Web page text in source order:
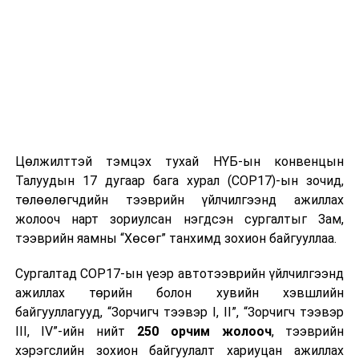
Цөлжилттэй тэмцэх тухай НҮБ-ын конвенцын
Талуудын 17 дугаар бага хурал (COP17)-ын зочид,
төлөөлөгчдийн тээврийн үйлчилгээнд ажиллах
жолооч нарт зориулсан нэгдсэн сургалтыг Зам,
тээврийн яамны “Хөсөг” танхимд зохион байгууллаа.
Сургалтад COP17-ын үеэр автотээврийн үйлчилгээнд
ажиллах төрийн болон хувийн хэвшлийн
байгууллагууд, “Зорчигч тээвэр I, II”, “Зорчигч тээвэр
III, IV”-ийн нийт 250 орчим жолооч, тээврийн
хэрэгслийн зохион байгуулалт хариуцан ажиллах